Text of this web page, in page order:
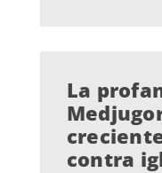
La
contra